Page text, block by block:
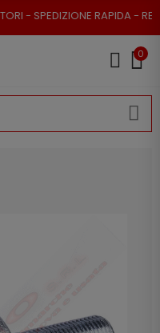
RAPIDA - RESO
0